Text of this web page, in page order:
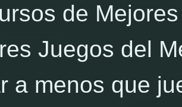
de
Juegos del
a menos que